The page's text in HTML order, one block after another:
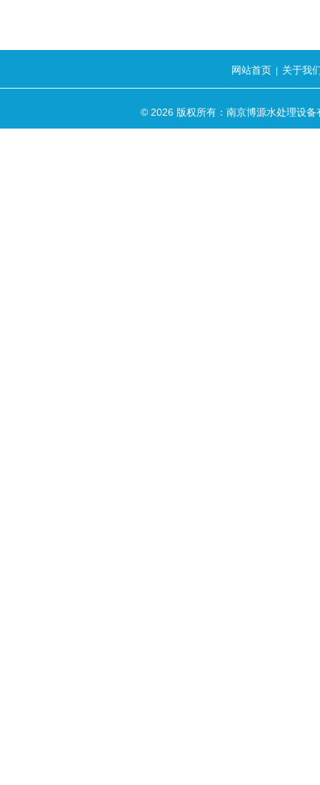
网站首页 关于我
© 2026 版权所有：南京博源水处理设